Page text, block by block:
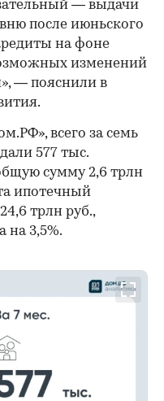
— выдачи
после июньского
на фоне
изменений
— пояснили в
всего за семь
577 тыс.
сумму 2,6 трлн
ипотечный
трлн руб.,
на 3,5%.